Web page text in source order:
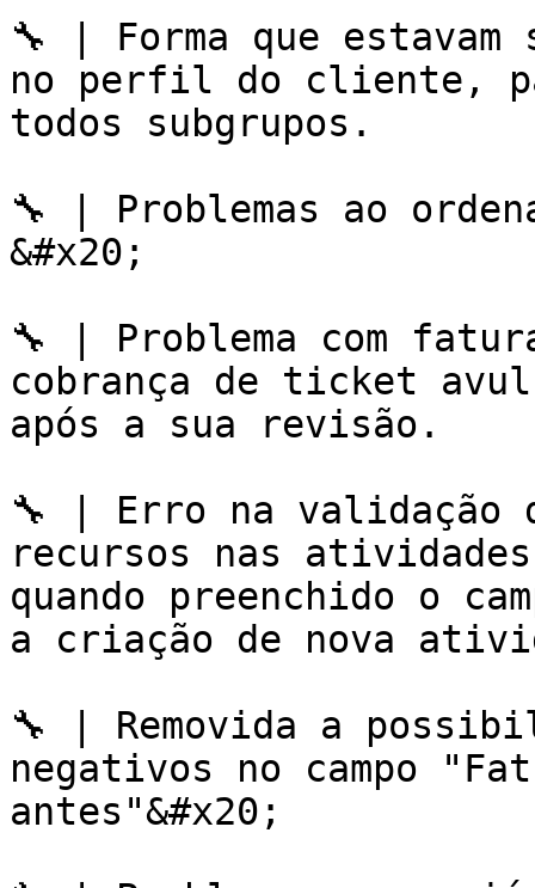
🔧 | Forma que estavam
no perfil do cliente,
todos subgrupos.
🔧 | Problemas ao
&#x20;
🔧 | Problema com
cobrança de ticket
após a sua revisão.
🔧 | Erro na validação
recursos nas atividades
quando preenchido o
a criação de nova
🔧 | Removida a
negativos no campo
antes"&#x20;